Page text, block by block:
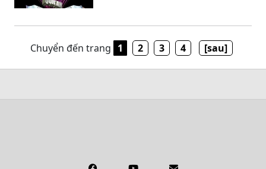
Chuyển đến trang 1 2 3 4 [sau]